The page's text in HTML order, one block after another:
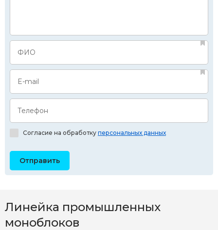
ФИО
E-mail
Телефон
Согласие на обработку персональных данных
Линейка промышленных
моноблоков